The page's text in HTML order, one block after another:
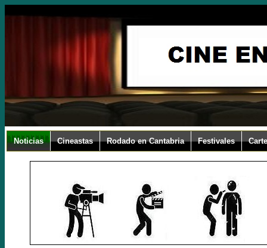
Noticias Cineastas Rodado en Cantabria Festivales